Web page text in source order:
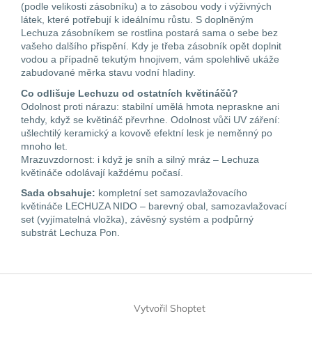
(podle velikosti zásobníku) a to zásobou vody i výživných
látek, které potřebují k ideálnímu růstu. S doplněným
Lechuza zásobníkem se rostlina postará sama o sebe bez
vašeho dalšího přispění. Kdy je třeba zásobník opět doplnit
vodou a případně tekutým hnojivem, vám spolehlivě ukáže
zabudované měrka stavu vodní hladiny.
Co odlišuje Lechuzu od ostatních květináčů?
Odolnost proti nárazu: stabilní umělá hmota nepraskne ani
tehdy, když se květináč převrhne. Odolnost vůči UV záření:
ušlechtilý keramický a kovově efektní lesk je neměnný po
mnoho let.
Mrazuvzdornost: i když je sníh a silný mráz – Lechuza
květináče odolávají každému počasí.
Sada obsahuje: kompletní set samozavlažovacího
květináče LECHUZA NIDO – barevný obal, samozavlažovací
set (vyjímatelná vložka), závěsný systém a podpůrný
substrát Lechuza Pon.
Z
Vytvořil Shoptet